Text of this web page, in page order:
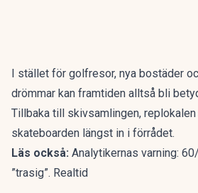
I stället för golfresor, nya bostäder
drömmar kan framtiden alltså bli
Tillbaka till skivsamlingen, replokalen
skateboarden längst in i förrådet.
Läs också: Analytikernas varning:
”trasig”. Realtid